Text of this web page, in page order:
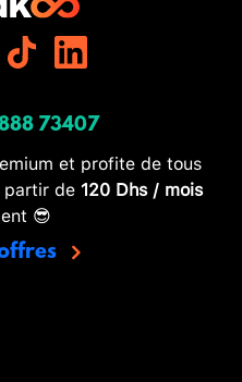
73407
et profite de tous
de 120 Dhs / mois
😎